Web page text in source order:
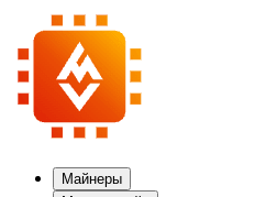
Майнеры